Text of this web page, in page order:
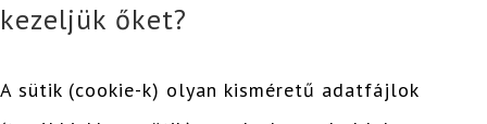
kezeljük őket?
A sütik (cookie-k) olyan kisméretű adatfájlok